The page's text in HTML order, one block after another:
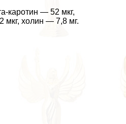
каротин — 52 мкг,
мкг, холин — 7,8 мг.